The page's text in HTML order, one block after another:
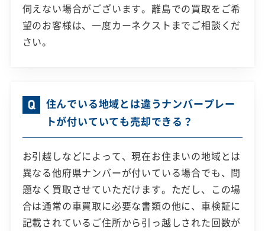
伺えない場合がございます。離島での買取をご希
望のお客様は、一度カーネクストまでご相談くだ
さい。
住んでいる地域とは違うナンバープレー
トが付いていても売却できる？
お引越しなどによって、現在お住まいの地域とは
異なる他府県ナンバーが付いている場合でも、問
題なく買取させていただけます。ただし、この場
合は通常の車買取に必要な書類の他に、車検証に
記載されているご住所から引っ越しされた回数が